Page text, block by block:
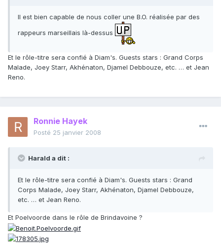
Il est bien capable de nous coller une B.O. réalisée par des
rappeurs marseillais là-dessus
Et le rôle-titre sera confié à Diam's. Guests stars : Grand Corps
Malade, Joey Starr, Akhénaton, Djamel Debbouze, etc. … et Jean
Reno.
Ronnie Hayek
Posté 25 janvier 2008
Harald a dit :
Et le rôle-titre sera confié à Diam's. Guests stars : Grand
Corps Malade, Joey Starr, Akhénaton, Djamel Debbouze,
etc. … et Jean Reno.
Et Poelvoorde dans le rôle de Brindavoine ?